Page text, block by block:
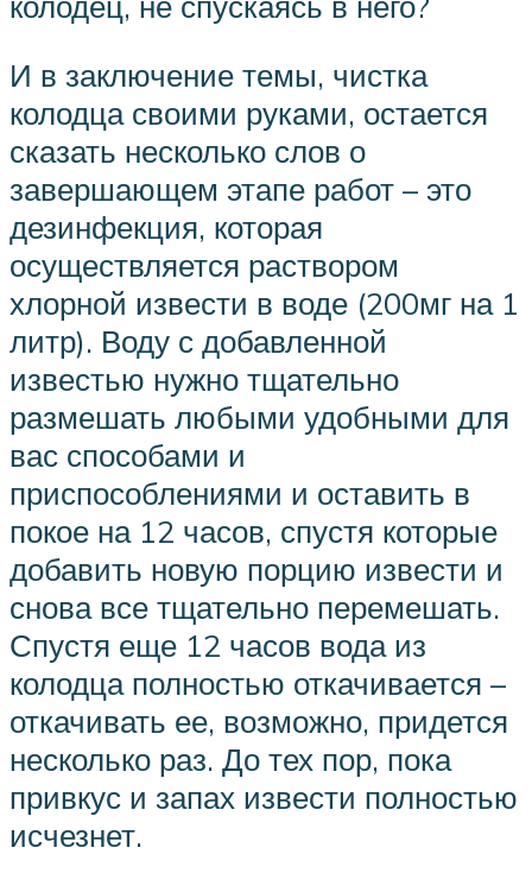
И в заключение темы, чистка
колодца своими руками, остается
сказать несколько слов о
завершающем этапе работ – это
дезинфекция, которая
осуществляется раствором
хлорной извести в воде (200мг на 1
литр). Воду с добавленной
известью нужно тщательно
размешать любыми удобными для
вас способами и
приспособлениями и оставить в
покое на 12 часов, спустя которые
добавить новую порцию извести и
снова все тщательно перемешать.
Спустя еще 12 часов вода из
колодца полностью откачивается –
откачивать ее, возможно, придется
несколько раз. До тех пор, пока
привкус и запах извести полностью
исчезнет.